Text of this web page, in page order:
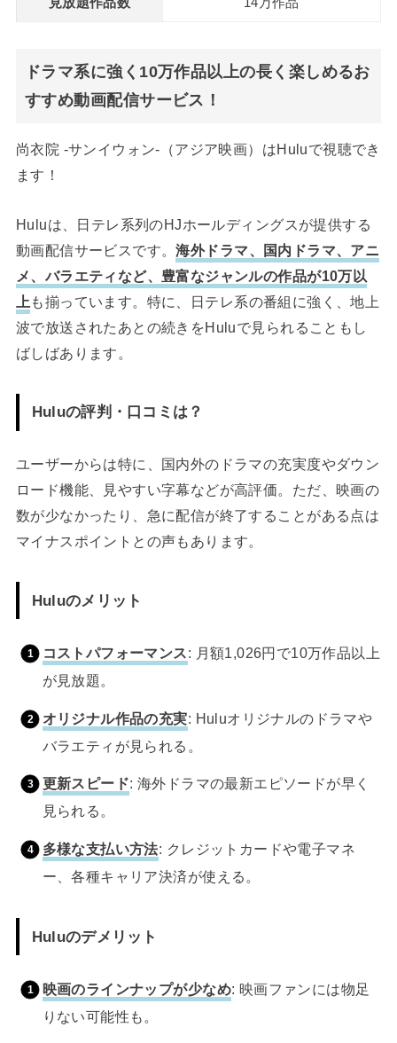
見放題作品数 14万作品
ドラマ系に強く10万作品以上の長く楽しめるお
すすめ動画配信サービス！
尚衣院 -サンイウォン-（アジア映画）はHuluで視聴でき
ます！
Huluは、日テレ系列のHJホールディングスが提供する
動画配信サービスです。海外ドラマ、国内ドラマ、アニ
メ、バラエティなど、豊富なジャンルの作品が10万以
上 も揃っています。特に、日テレ系の番組に強く、地上
波で放送されたあとの続きをHuluで見られることもし
ばしばあります。
Huluの評判・口コミは？
ユーザーからは特に、国内外のドラマの充実度やダウン
ロード機能、見やすい字幕などが高評価。ただ、映画の
数が少なかったり、急に配信が終了することがある点は
マイナスポイントとの声もあります。
Huluのメリット
コストパフォーマンス: 月額1,026円で10万作品以上
が見放題。
オリジナル作品の充実: Huluオリジナルのドラマや
バラエティが見られる。
更新スピード: 海外ドラマの最新エピソードが早く
見られる。
多様な支払い方法: クレジットカードや電子マネ
ー、各種キャリア決済が使える。
Huluのデメリット
映画のラインナップが少なめ: 映画ファンには物足
りない可能性も。